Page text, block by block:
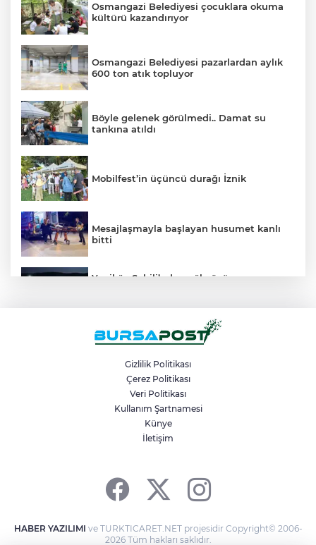
Osmangazi Belediyesi çocuklara okuma
kültürü kazandırıyor
Osmangazi Belediyesi pazarlardan aylık
600 ton atık topluyor
Böyle gelenek görülmedi.. Damat su
tankına atıldı
Mobilfest’in üçüncü durağı İznik
Mesajlaşmayla başlayan husumet kanlı
bitti
Yeniköy Sahili’nden gökyüzüne çevre
Sosyal medya fenomenleri için 9 günde
Bursa’da 700 yıllık fetih ruhu marşlarla
yaşatılıyor
Gizlilik Politikası
Çerez Politikası
Veri Politikası
Kullanım Şartnamesi
Künye
İletişim
HABER YAZILIMI ve TURKTICARET.NET projesidir Copyright© 2006-
2026 Tüm hakları saklıdır.